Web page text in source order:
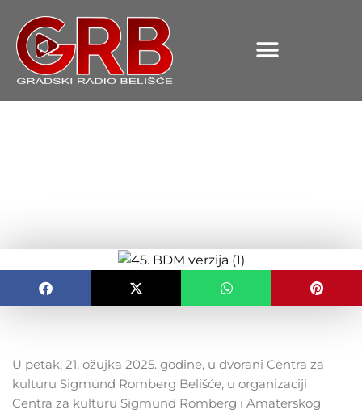
U petak, 21. ožujka 2025. godine, u dvorani Centra za
kulturu Sigmund Romberg Belišće, u organizaciji
Centra za kulturu Sigmund Romberg i Amaterskog